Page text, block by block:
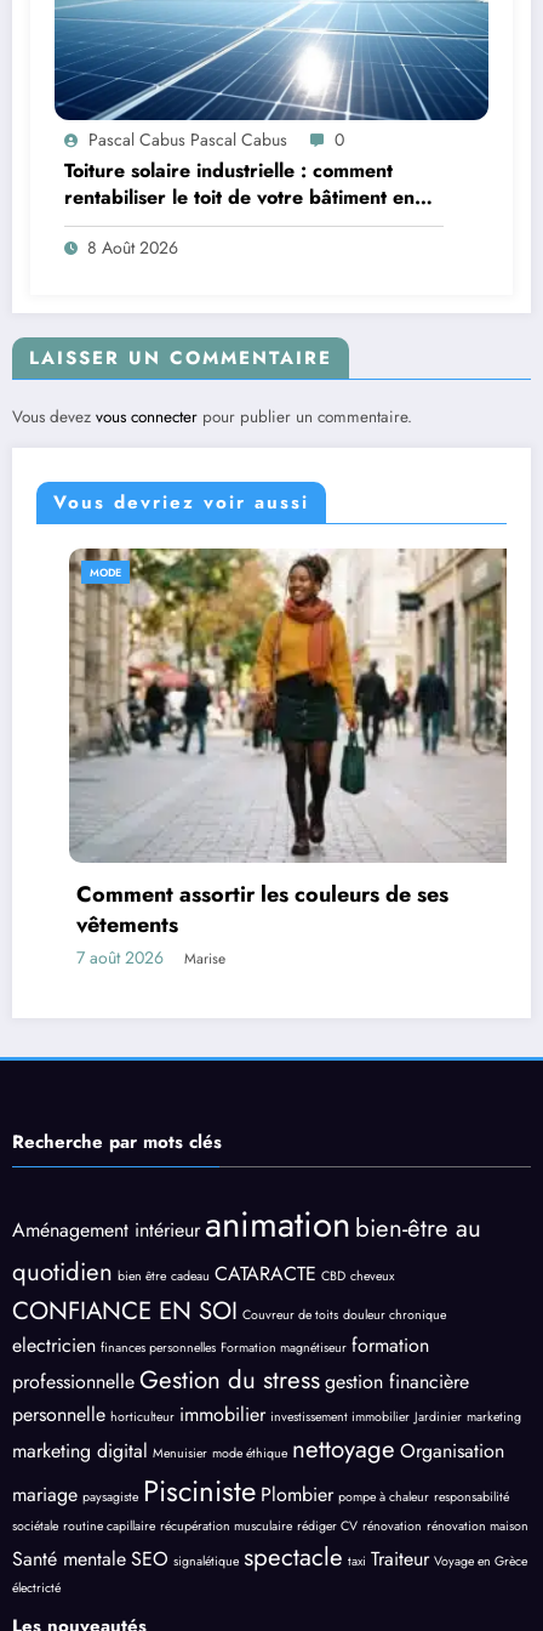
Pascal Cabus Pascal Cabus 0
Toiture solaire industrielle : comment
rentabiliser le toit de votre bâtiment en
2026 ?
8 Août 2026
LAISSER UN COMMENTAIRE
Vous devez vous connecter pour publier un commentaire.
Vous devriez voir aussi
MODE
Comment assortir les couleurs de ses
vêtements
7 août 2026 Marise
Recherche par mots clés
Aménagement intérieur animation bien-être au
quotidien bien être cadeau CATARACTE CBD cheveux
CONFIANCE EN SOI Couvreur de toits douleur chronique
electricien finances personnelles Formation magnétiseur formation
professionnelleGestion du stressgestion financière
personnelle horticulteur immobilier investissement immobilier Jardinier marketing
marketing digital Menuisier mode éthique nettoyage Organisation
mariage paysagiste Pisciniste Plombier pompe à chaleur responsabilité
sociétale routine capillaire récupération musculaire rédiger CV rénovation rénovation maison
Santé mentaleSEO signalétique spectacle taxi Traiteur Voyage en Grèce
électricté